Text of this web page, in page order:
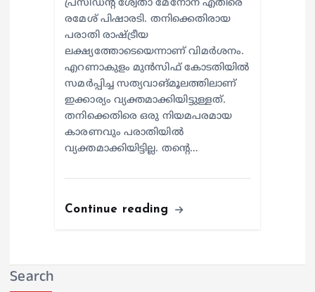
പ്രസിഡന്റ് ശ്വേതാ മേനോന് എതിരെ
രമേശ് പിഷാരടി. തനിക്കെതിരായ
പരാതി രാഷ്ട്രീയ
ലക്ഷ്യത്തോടെയെന്നാണ് വിമര്‍ശനം.
എറണാകുളം മുന്‍സിഫ് കോടതിയില്‍
സമര്‍പ്പിച്ച സത്യവാങ്മൂലത്തിലാണ്
ഇക്കാര്യം വ്യക്തമാക്കിയിട്ടുള്ളത്.
തനിക്കെതിരെ ഒരു നിയമപരമായ
കാരണവും പരാതിയില്‍
വ്യക്തമാക്കിയിട്ടില്ല. തന്റെ…
Continue reading
Search